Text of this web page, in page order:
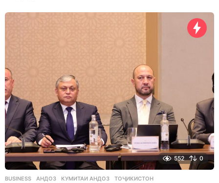
a
552 0
BUSINESS АНДОЗ ,КУМИТАИ АНДОЗ ,ТОҶИКИСТОН